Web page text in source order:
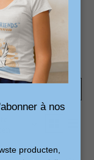
à nos
producten,